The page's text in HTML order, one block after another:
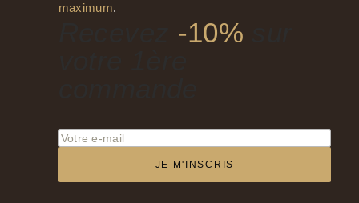
maximum.
-10%
JE M'INSCRIS